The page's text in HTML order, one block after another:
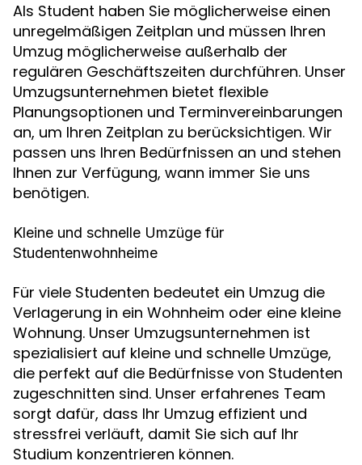
Als Student haben Sie möglicherweise einen
unregelmäßigen Zeitplan und müssen Ihren
Umzug möglicherweise außerhalb der
regulären Geschäftszeiten durchführen. Unser
Umzugsunternehmen bietet flexible
Planungsoptionen und Terminvereinbarungen
an, um Ihren Zeitplan zu berücksichtigen. Wir
passen uns Ihren Bedürfnissen an und stehen
Ihnen zur Verfügung, wann immer Sie uns
benötigen.
Kleine und schnelle Umzüge für
Studentenwohnheime
Für viele Studenten bedeutet ein Umzug die
Verlagerung in ein Wohnheim oder eine kleine
Wohnung. Unser Umzugsunternehmen ist
spezialisiert auf kleine und schnelle Umzüge,
die perfekt auf die Bedürfnisse von Studenten
zugeschnitten sind. Unser erfahrenes Team
sorgt dafür, dass Ihr Umzug effizient und
stressfrei verläuft, damit Sie sich auf Ihr
Studium konzentrieren können.